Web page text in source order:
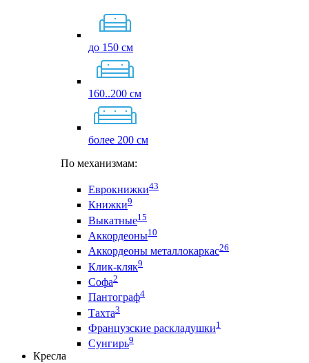
до 150 см
160..200 см
более 200 см
По механизмам:
Еврокнижки43
Книжки9
Выкатные15
Аккордеоны10
Аккордеоны металлокаркас26
Клик-кляк9
Софа2
Пантограф4
Тахта3
Французские раскладушки1
Сунгирь9
Кресла